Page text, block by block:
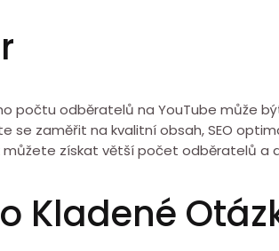
počtu odběratelů na YouTube může
se zaměřit na kvalitní obsah, SEO
získat větší počet odběratelů a
Kladené